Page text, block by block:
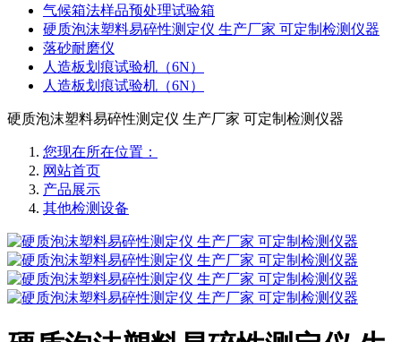
气候箱法样品预处理试验箱
硬质泡沫塑料易碎性测定仪 生产厂家 可定制检测仪器
落砂耐磨仪
人造板划痕试验机（6N）
人造板划痕试验机（6N）
硬质泡沫塑料易碎性测定仪 生产厂家 可定制检测仪器
您现在所在位置：
网站首页
产品展示
其他检测设备